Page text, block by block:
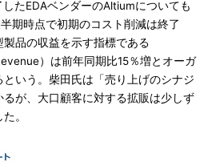
たEDAベンダーのAltiumについても
期時点で初期のコスト削減は終了
品の収益を示す指標である
）は前年同期比15％増とオーガ
いう。柴田氏は「売り上げのシナジ
が、大口顧客に対する拡販は少しず
。